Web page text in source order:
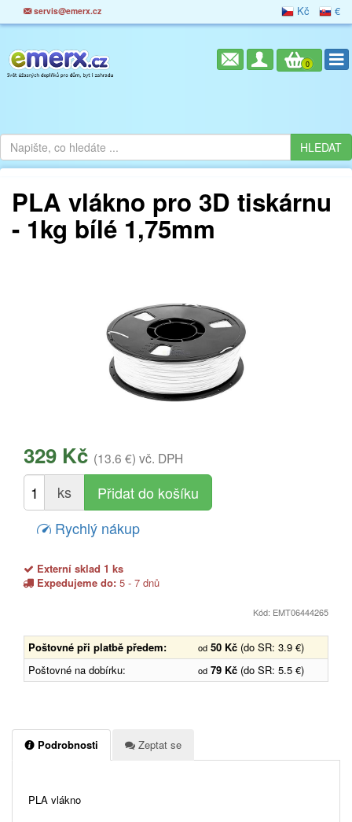
servis@emerx.cz Kč €
0
PLA vlákno pro 3D tiskárnu
- 1kg bílé 1,75mm
329 Kč (13.6 €) vč. DPH
ks
Rychlý nákup
Externí sklad 1 ks
Expedujeme do: 5 - 7 dnů
Kód: EMT06444265
Poštovné při platbě předem: od 50 Kč (do SR: 3.9 €)
Poštovné na dobírku:
od 79 Kč (do SR: 5.5 €)
Podrobnosti Zeptat se
PLA vlákno